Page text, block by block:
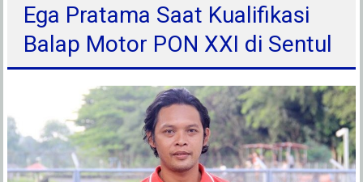
Ega Pratama Saat Kualifikasi
Balap Motor PON XXI di Sentul